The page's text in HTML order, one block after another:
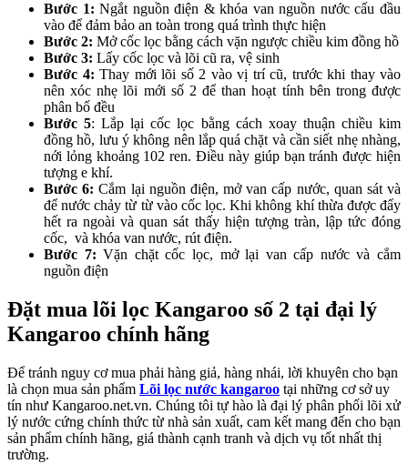
Bước 1: Ngắt nguồn điện & khóa van nguồn nước cấu đầu
vào để đảm bảo an toàn trong quá trình thực hiện
Bước 2: Mở cốc lọc bằng cách vặn ngược chiều kim đồng hồ
Bước 3: Lấy cốc lọc và lõi cũ ra, vệ sinh
Bước 4: Thay mới lõi số 2 vào vị trí cũ, trước khi thay vào
nên xóc nhẹ lõi mới số 2 để than hoạt tính bên trong được
phân bố đều
Bước 5: Lắp lại cốc lọc bằng cách xoay thuận chiều kim
đồng hồ, lưu ý không nên lắp quá chặt và cần siết nhẹ nhàng,
nới lỏng khoảng 102 ren. Điều này giúp bạn tránh được hiện
tượng e khí.
Bước 6: Cắm lại nguồn điện, mở van cấp nước, quan sát và
để nước chảy từ từ vào cốc lọc. Khi không khí thừa được đẩy
hết ra ngoài và quan sát thấy hiện tượng tràn, lập tức đóng
cốc, và khóa van nước, rút điện.
Bước 7: Vặn chặt cốc lọc, mở lại van cấp nước và cắm
nguồn điện
Đặt mua lõi lọc Kangaroo số 2 tại đại lý
Kangaroo chính hãng
Để tránh nguy cơ mua phải hàng giả, hàng nhái, lời khuyên cho bạn
là chọn mua sản phẩm Lõi lọc nước kangaroo tại những cơ sở uy
tín như Kangaroo.net.vn. Chúng tôi tự hào là đại lý phân phối lõi xử
lý nước cứng chính thức từ nhà sản xuất, cam kết mang đến cho bạn
sản phẩm chính hãng, giá thành cạnh tranh và dịch vụ tốt nhất thị
trường.